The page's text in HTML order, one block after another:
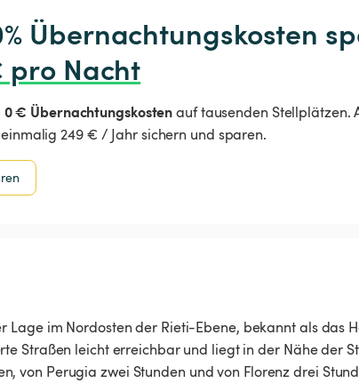
pro Nacht
0 € Übernachtungskostenauf tausenden Stellplätzen.
249 € / Jahr sichern und sparen.
Lage im Nordosten der Rieti-Ebene, bekannt als das
Straßen leicht erreichbar und liegt in der Nähe der
von Perugia zwei Stunden und von Florenz drei